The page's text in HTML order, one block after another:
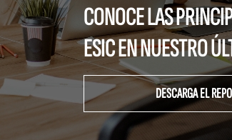
CONOCE LAS
ESIC EN NUESTRO
DESCARGA EL